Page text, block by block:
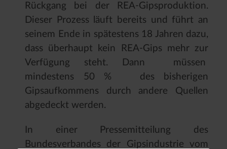
Rückgang bei der REA-Gipsproduktion.
Dieser Prozess läuft bereits und führt an
seinem Ende in spätestens 18 Jahren dazu,
dass überhaupt kein REA-Gips mehr zur
Verfügung steht. Dann müssen
mindestens 50 % des bisherigen
Gipsaufkommens durch andere Quellen
abgedeckt werden.
In einer Pressemitteilung des
Bundesverbandes der Gipsindustrie vom